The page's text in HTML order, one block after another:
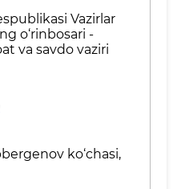
Vazirlar
o‘rinbosari -
va savdo vaziri
ko‘chasi,